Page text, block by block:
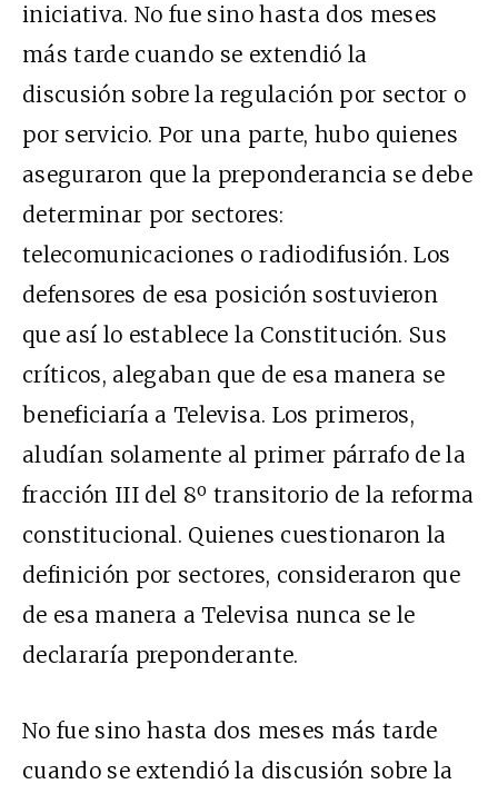
iniciativa. No fue sino hasta dos meses
más tarde cuando se extendió la
discusión sobre la regulación por sector o
por servicio. Por una parte, hubo quienes
aseguraron que la preponderancia se debe
determinar por sectores:
telecomunicaciones o radiodifusión. Los
defensores de esa posición sostuvieron
que así lo establece la Constitución. Sus
críticos, alegaban que de esa manera se
beneficiaría a Televisa. Los primeros,
aludían solamente al primer párrafo de la
fracción III del 8º transitorio de la reforma
constitucional. Quienes cuestionaron la
definición por sectores, consideraron que
de esa manera a Televisa nunca se le
declararía preponderante.
No fue sino hasta dos meses más tarde
cuando se extendió la discusión sobre la